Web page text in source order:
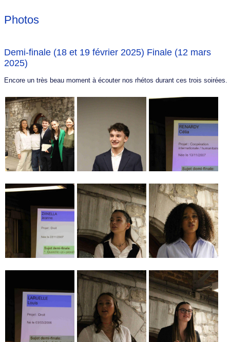
Photos
Demi-finale (18 et 19 février 2025) Finale (12 mars
2025)
Encore un très beau moment à écouter nos rhétos durant ces trois soirées.